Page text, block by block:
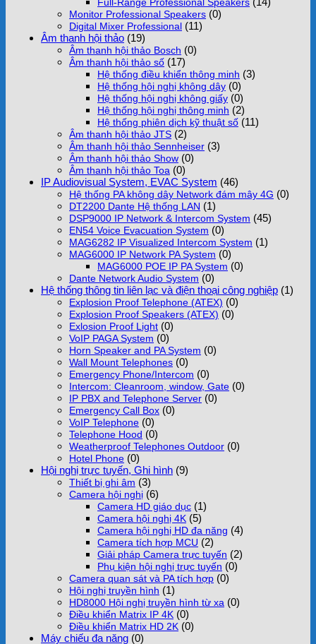
Monitor Professional Speakers (0)
Digital Mixer Professional (11)
Âm thanh hội thảo (19)
Âm thanh hội thảo Bosch (0)
Âm thanh hội thảo số (17)
Hệ thống điều khiển thông minh (3)
Hệ thống hội nghị không dây (0)
Hệ thống hội nghị không giấy (0)
Hệ thống hội nghị thông minh (2)
Hệ thống phiên dịch kỹ thuật số (11)
Âm thanh hội thảo JTS (2)
Âm thanh hội thảo Sennheiser (3)
Âm thanh hội thảo Show (0)
Âm thanh hội thảo Toa (0)
IP Audiovisual System, EVAC System (46)
Hệ thống PA không dây Network đám mây 4G (0)
DT2200 Dante Hệ thống LAN (1)
DSP9000 IP Network & Intercom System (45)
EN54 Voice Evacuation System (0)
MAG6282 IP Visualized Intercom System (1)
MAG6000 IP Network PA System (0)
MAG6000 POE IP PA System (0)
Dante Network Audio System (0)
Hệ thống thông tin liên lạc và điện thoại công nghiệp (1)
Explosion Proof Telephone (ATEX) (0)
Explosion Proof Speakers (ATEX) (0)
Exlosion Proof Light (0)
VoIP PAGA System (0)
Horn Speaker and PA System (0)
Wall Mount Telephones (0)
Emergency Phone/Intercom (0)
Intercom: Cleanroom, window, Gate (0)
IP PBX and Telephone Server (0)
Emergency Call Box (0)
VoIP Telephone (0)
Telephone Hood (0)
Weatherproof Telephones Outdoor (0)
Hotel Phone (0)
Hội nghị trực tuyến, Ghi hình (9)
Thiết bị ghi âm (3)
Camera hội nghị (6)
Camera HD giáo dục (1)
Camera hội nghị 4K (5)
Camera hội nghị HD đa năng (4)
Camera tích hợp MCU (2)
Giải pháp Camera trực tuyến (2)
Phụ kiện hội nghị trực tuyến (0)
Camera quan sát và PA tích hợp (0)
Hội nghị truyền hình (1)
HD8000 Hội nghị truyền hình từ xa (0)
Điều khiển Matrix IP 4K (0)
Điều khiển Matrix HD 2K (0)
Máy chiếu đa năng (0)